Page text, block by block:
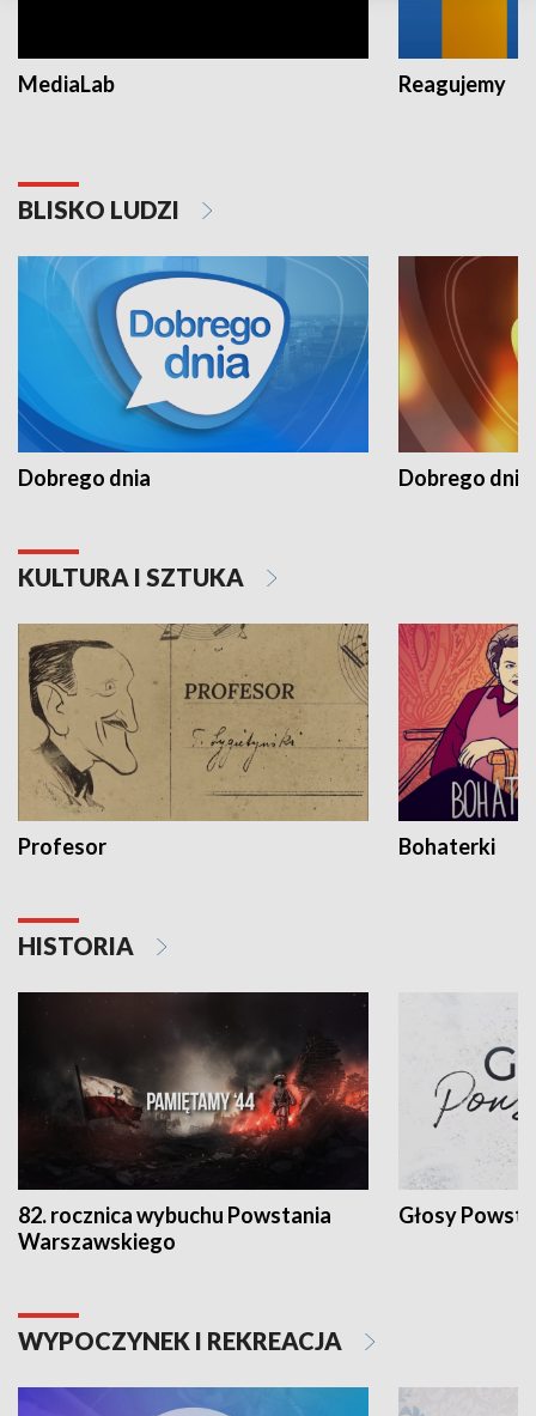
MediaLab Reagujemy
BLISKO LUDZI
Dobrego dnia Dobrego dnia
KULTURA I SZTUKA
Profesor Bohaterki
HISTORIA
82. rocznica wybuchu Powstania
Warszawskiego
Głosy
WYPOCZYNEK I REKREACJA